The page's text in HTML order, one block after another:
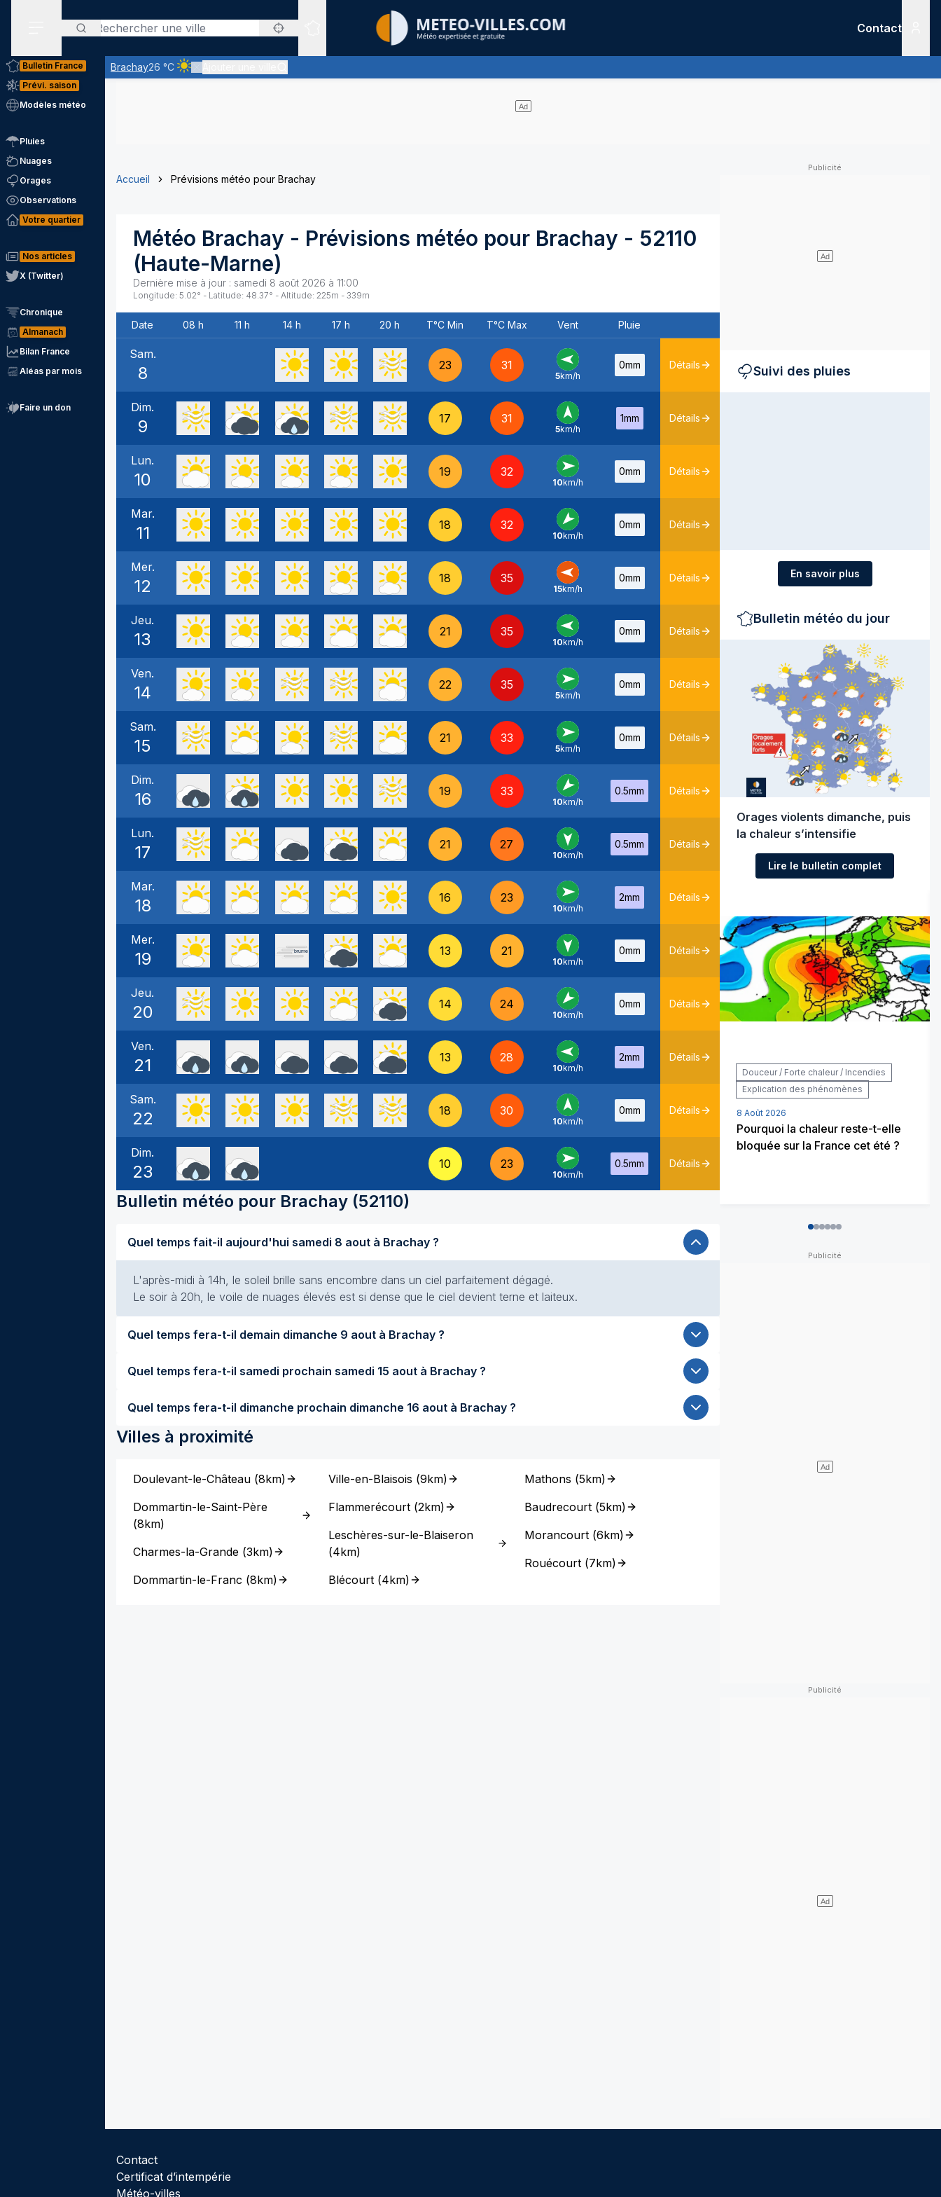
Rechercher
Sites expertis&eacute;s
Contact
Brachay26 °C
Ciel clair - quasiment pas de nuages et un soleil omniprésent
Bulletin France
Prévi. saison
Modèles météo
Pluies
Nuages
Orages
Observations
Votre quartier
Nos articles
X (Twitter)
Chronique
Almanach
Bilan France
Aléas par mois
Faire un don
Accueil Prévisions météo pour Brachay
Météo Brachay - Prévisions météo pour Brachay - 52110
(Haute-Marne)
Dernière mise à jour : samedi 8 août 2026 à 11:00
Longitude: 5.02° - Latitude: 48.37° - Altitude: 225m - 339m
Date 08 h 11 h 14 h 17 h 20 h T°C Min T°C Max Vent Pluie
Sam.
8 23 31
E -
5km/h
0mm Détails
Dim.
9 17 31
S -
5km/h
1mm Détails
Lun.
10 19 32
O -
10km/h
0mm Détails
Mar.
11 18 32
NE -
10km/h
0mm Détails
Mer.
12 18 35
E -
15km/h
0mm Détails
Jeu.
13 21 35
E -
10km/h
0mm Détails
Ven.
14 22 35
O -
5km/h
0mm Détails
Sam.
15 21 33
O -
5km/h
0mm Détails
Dim.
16 19 33
NE -
10km/h
0.5mm Détails
Lun.
17 21 27
N -
10km/h
0.5mm Détails
Mar.
18 16 23
O -
10km/h
2mm Détails
Mer.
19 13 21
N -
10km/h
0mm Détails
Jeu.
20 14 24
NE -
10km/h
0mm Détails
Ven.
21 13 28
E -
10km/h
2mm Détails
Sam.
22 18 30
S -
10km/h
0mm Détails
Dim.
23 10 23
O -
10km/h
0.5mm Détails
Bulletin météo pour Brachay (52110)
Quel temps fait-il aujourd'hui samedi 8 aout à Brachay ?
L'après-midi à 14h, le soleil brille sans encombre dans un ciel parfaitement dégagé.
Le soir à 20h, le voile de nuages élevés est si dense que le ciel devient terne et laiteux.
Quel temps fera-t-il demain dimanche 9 aout à Brachay ?
Quel temps fera-t-il samedi prochain samedi 15 aout à Brachay ?
Quel temps fera-t-il dimanche prochain dimanche 16 aout à Brachay ?
Villes à proximité
Doulevant-le-Château (8km)
Dommartin-le-Saint-Père
(8km)
Charmes-la-Grande (3km)
Dommartin-le-Franc (8km)
Ville-en-Blaisois (9km)
Flammerécourt (2km)
Leschères-sur-le-Blaiseron
(4km)
Blécourt (4km)
Mathons (5km)
Baudrecourt(5km)
Morancourt(6km)
Rouécourt(7km)
Suivi des pluies
En savoir plus
Bulletin météo du jour
Orages violents dimanche, puis
la chaleur s’intensifie
Lire le bulletin complet
Douceur / Forte chaleur / Incendies
Explication des phénomènes
8 Août 2026
Pourquoi la chaleur reste-t-elle
bloquée sur la France cet été ?
Contact
Certificat d’intempérie
Météo-villes